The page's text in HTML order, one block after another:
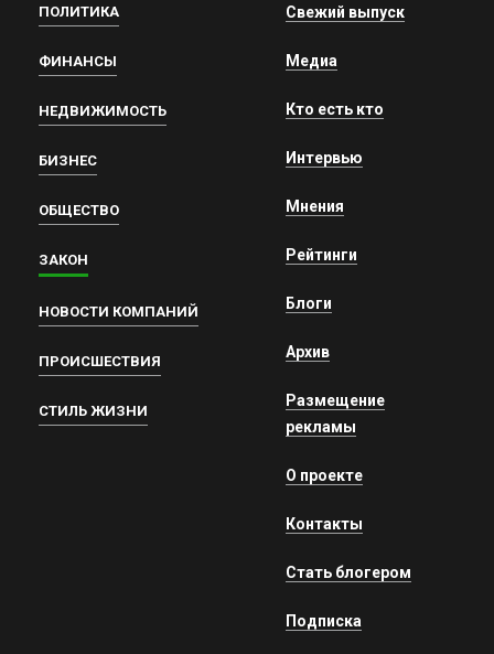
ПОЛИТИКА
ФИНАНСЫ
НЕДВИЖИМОСТЬ
БИЗНЕС
ОБЩЕСТВО
ЗАКОН
НОВОСТИ КОМПАНИЙ
ПРОИСШЕСТВИЯ
СТИЛЬ ЖИЗНИ
Свежий выпуск
Медиа
Кто есть кто
Интервью
Мнения
Рейтинги
Блоги
Архив
Размещение
рекламы
О проекте
Контакты
Стать блогером
Подписка